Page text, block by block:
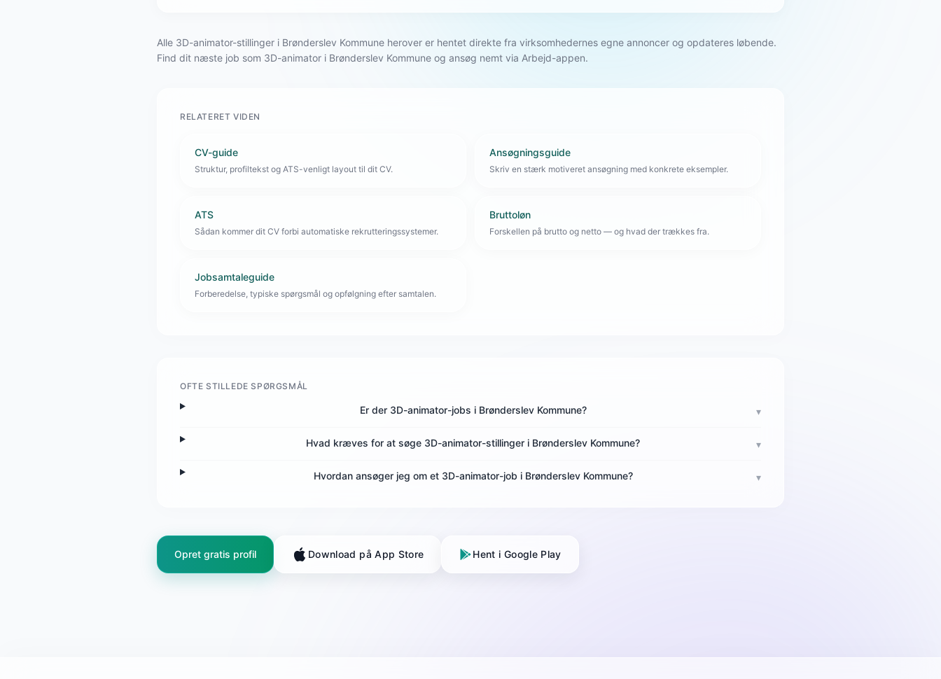
Alle 3D-animator-stillinger i Brønderslev Kommune herover er hentet direkte fra virksomhedernes egne annoncer og opdateres løbende.
Find dit næste job som 3D-animator i Brønderslev Kommune og ansøg nemt via Arbejd-appen.
RELATERET VIDEN
CV-guide
Struktur, profiltekst og ATS-venligt layout til dit CV.
Ansøgningsguide
Skriv en stærk motiveret ansøgning med konkrete eksempler.
ATS
Sådan kommer dit CV forbi automatiske rekrutteringssystemer.
Bruttoløn
Forskellen på brutto og netto — og hvad der trækkes fra.
Jobsamtaleguide
Forberedelse, typiske spørgsmål og opfølgning efter samtalen.
OFTE STILLEDE SPØRGSMÅL
Er der 3D-animator-jobs i Brønderslev Kommune? ▾
Hvad kræves for at søge 3D-animator-stillinger i Brønderslev Kommune? ▾
Hvordan ansøger jeg om et 3D-animator-job i Brønderslev Kommune? ▾
Opret gratis profil Download på App Store Hent i Google Play